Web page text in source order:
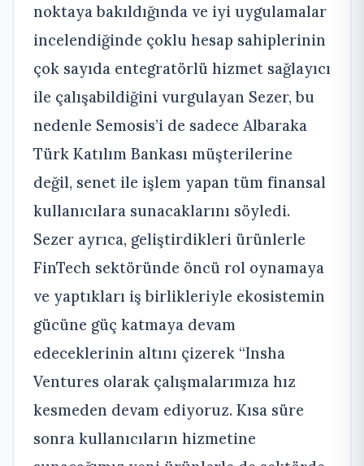
noktaya bakıldığında ve iyi uygulamalar
incelendiğinde çoklu hesap sahiplerinin
çok sayıda entegratörlü hizmet sağlayıcı
ile çalışabildiğini vurgulayan Sezer, bu
nedenle Semosis’i de sadece Albaraka
Türk Katılım Bankası müşterilerine
değil, senet ile işlem yapan tüm finansal
kullanıcılara sunacaklarını söyledi.
Sezer ayrıca, geliştirdikleri ürünlerle
FinTech sektöründe öncü rol oynamaya
ve yaptıkları iş birlikleriyle ekosistemin
gücüne güç katmaya devam
edeceklerinin altını çizerek “Insha
Ventures olarak çalışmalarımıza hız
kesmeden devam ediyoruz. Kısa süre
sonra kullanıcıların hizmetine